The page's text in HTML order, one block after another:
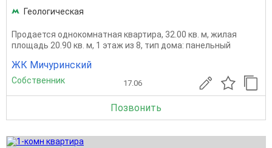
Геологическая
Продается однокомнатная квартира, 32.00 кв. м, жилая
площадь 20.90 кв. м, 1 этаж из 8, тип дома: панельный
ЖК Мичуринский
Собственник 17.06
Позвонить